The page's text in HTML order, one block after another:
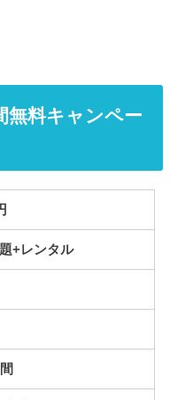
無料キャンペー
+レンタル